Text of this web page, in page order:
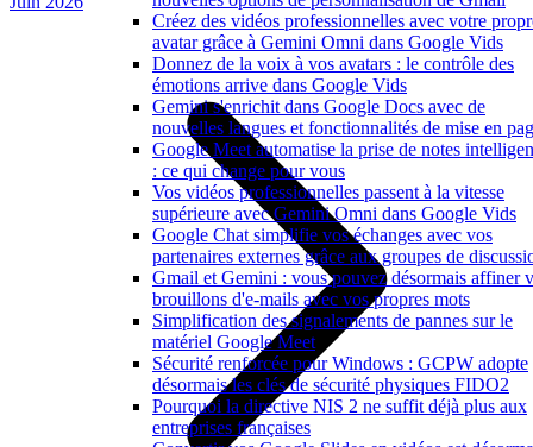
Créez des vidéos professionnelles avec votre
avatar grâce à Gemini Omni dans Google Vids
Donnez de la voix à vos avatars : le contrôle des
émotions arrive dans Google Vids
Gemini s'enrichit dans Google Docs avec de
nouvelles langues et fonctionnalités de mise en
Google Meet automatise la prise de notes
: ce qui change pour vous
Vos vidéos professionnelles passent à la vitesse
supérieure avec Gemini Omni dans Google Vids
Google Chat simplifie vos échanges avec vos
partenaires externes grâce aux groupes de
Gmail et Gemini : vous pouvez désormais affiner
brouillons d'e-mails avec vos propres mots
Simplification des signalements de pannes sur le
matériel Google Meet
Sécurité renforcée pour Windows : GCPW adopte
désormais les clés de sécurité physiques FIDO2
Pourquoi la directive NIS 2 ne suffit déjà plus aux
entreprises françaises